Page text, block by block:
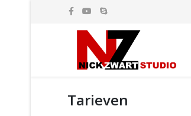
Tarieven